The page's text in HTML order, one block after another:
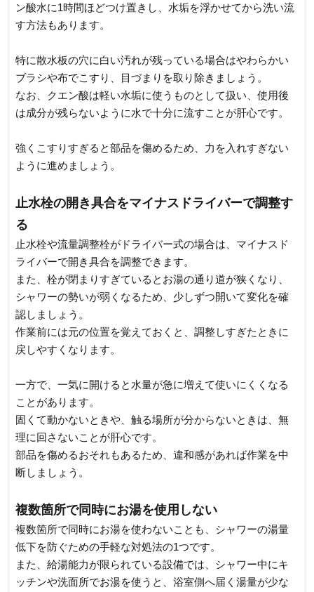
ン酸水に1時間ほどつけ置きし、水垢を浮かせてから洗い流
す方法もあります。
特に散水板の穴に白い汚れが残っている場合はやわらかい
ブラシや布でこすり、目づまりを取り除きましょう。
なお、クエン酸は軽い水垢に使うものとして扱い、使用後
は成分が残らないように水で十分に流すことが肝心です。
強くこすりすぎると部品を傷めるため、力を入れすぎない
ように進めましょう。
止水栓の開き具合をマイナスドライバーで調整す
る
止水栓や流量調整栓がドライバー式の場合は、マイナスド
ライバーで開き具合を調整できます。
また、栓が閉まりすぎているとお湯の通り道が狭くなり、
シャワーの勢いが弱くなるため、少しずつ開いて変化を確
認しましょう。
作業前には元の位置を覚えておくと、調整しすぎたときに
戻しやすくなります。
一方で、一気に開けると水量が急に増えて使いにくくなる
ことがあります。
固くて動かないときや、触る場所が分からないときは、無
理に回さないことが肝心です。
部品を傷めるおそれもあるため、違和感があれば作業を中
断しましょう。
複数箇所で同時にお湯を使用しない
複数箇所で同時にお湯を使わないことも、シャワーの湯量
低下を防ぐための手軽な対処法の1つです。
また、給湯能力が限られている設備では、シャワー中にキ
ッチンや洗面所でお湯を使うと、浴室側へ届く湯量が少な